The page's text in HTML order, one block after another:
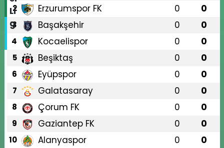
2 Erzurumspor FK 0 0
3 Başakşehir 0 0
4 Kocaelispor 0 0
5 Beşiktaş 0 0
6 Eyüpspor 0 0
7 Galatasaray 0 0
8 Çorum FK 0 0
9 Gaziantep FK 0 0
10 Alanyaspor 0 0